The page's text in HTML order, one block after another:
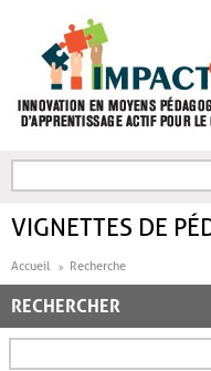
FORMULAIRE DE
VIGNETTES DE
Accueil Recherche
RECHERCHER